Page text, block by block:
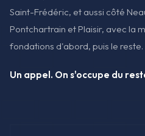
Saint-Frédéric, et aussi côté
Pontchartrain et Plaisir, avec la
fondations d'abord, puis le reste.
Un appel. On s'occupe du